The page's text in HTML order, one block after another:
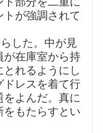
が強調されて
した。中が見
が在庫室から持
れるようにし
ドレスを着て行
よんだ。真に
もたらすとい